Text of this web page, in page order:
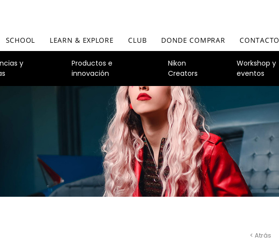
SCHOOL LEARN & EXPLORE CLUB DONDE COMPRAR CONTACTO
y
Productos e
innovación
Nikon
Creators
Workshop y
eventos
< Atrás